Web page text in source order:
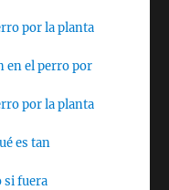
por la planta
en el perro por
por la planta
es tan
si fuera